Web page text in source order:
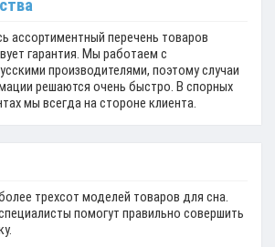
ассортиментный перечень товаров
гарантия. Мы работаем с
производителями, поэтому случаи
решаются очень быстро. В спорных
мы всегда на стороне клиента.
трехсот моделей товаров для сна.
помогут правильно совершить